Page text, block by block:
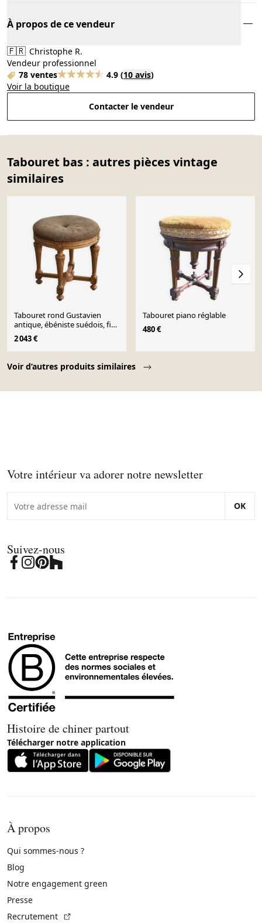
À propos de ce vendeur
🇫🇷 Christophe R.
Vendeur professionnel
78 ventes
4.9 (10 avis)
Voir la boutique
Contacter le vendeur
Tabouret bas : autres pièces vintage
similaires
Voir d’autres produits similaires
Tabouret rond Gustavien
antique, ébéniste suédois, fin
du XVIIIe siècle
2 043 €
Tabouret piano réglable
480 €
Votre intérieur va adorer notre newsletter
OK
Suivez-nous
Histoire de chiner partout
Télécharger notre application
À propos
Qui sommes-nous ?
Blog
Notre engagement green
Presse
Recrutement